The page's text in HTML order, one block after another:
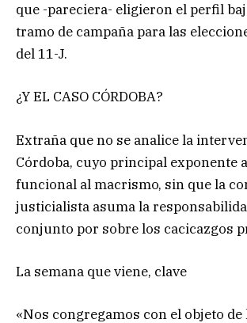
que -pareciera- eligieron el perfil
tramo de campaña para las
del 11-J.
¿Y EL CASO CÓRDOBA?
Extraña que no se analice la
Córdoba, cuyo principal exponente
funcional al macrismo, sin que la
justicialista asuma la
conjunto por sobre los cacicazgos
La semana que viene, clave
«Nos congregamos con el objeto